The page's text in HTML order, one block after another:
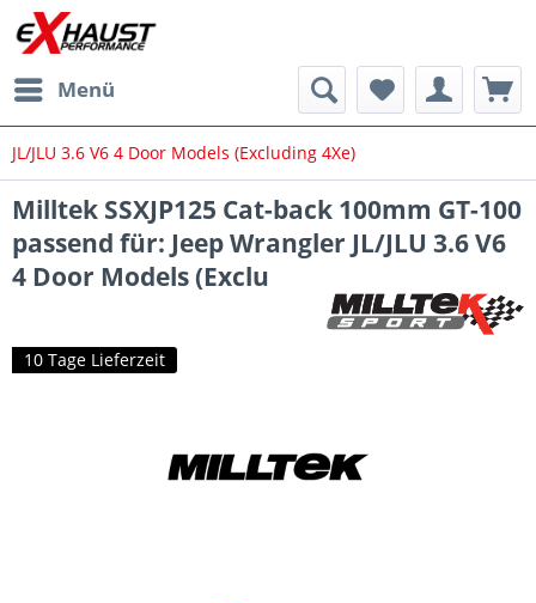
Menü
JL/JLU 3.6 V6 4 Door Models (Excluding 4Xe)
Milltek SSXJP125 Cat-back 100mm GT-100
passend für: Jeep Wrangler JL/JLU 3.6 V6
4 Door Models (Exclu
10 Tage Lieferzeit